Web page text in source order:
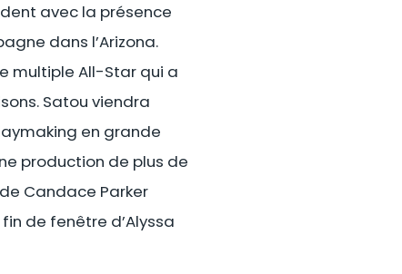
avec la présence
dans l’Arizona.
multiple All-Star qui a
Satou viendra
en grande
production de plus de
Candace Parker
de fenêtre d’Alyssa